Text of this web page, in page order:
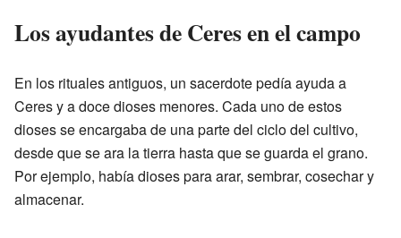
Los ayudantes de Ceres en el campo
En los rituales antiguos, un sacerdote pedía ayuda a
Ceres y a doce dioses menores. Cada uno de estos
dioses se encargaba de una parte del ciclo del cultivo,
desde que se ara la tierra hasta que se guarda el grano.
Por ejemplo, había dioses para arar, sembrar, cosechar y
almacenar.